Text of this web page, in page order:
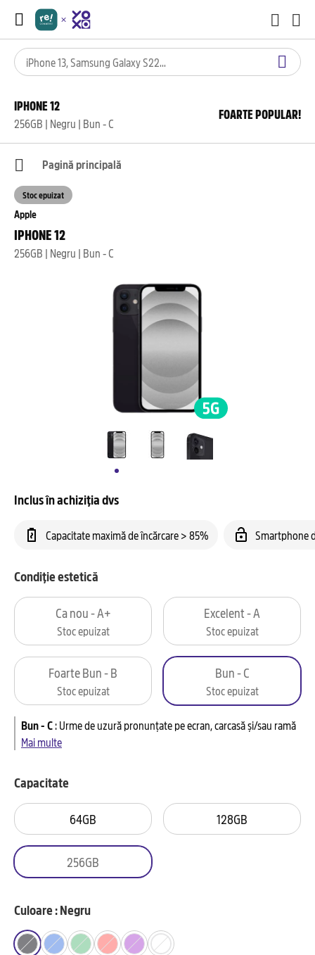
IPHONE 12
256GB | Negru | Bun - C
FOARTE POPULAR!
Pagină principală
Apple
IPHONE 12
256GB | Negru | Bun - C
Stoc epuizat
Inclus în achiziția dvs
Capacitate maximă de încărcare > 85% Smartphone
Condiție estetică
Ca nou - A+
Stoc epuizat
Excelent - A
Stoc epuizat
Foarte Bun - B
Stoc epuizat
Bun - C
Stoc epuizat
Bun - C:Urme de uzură pronunțate pe ecran, carcasă și/sau ramă
Mai multe
Capacitate
64GB 128GB
256GB
Culoare : Negru